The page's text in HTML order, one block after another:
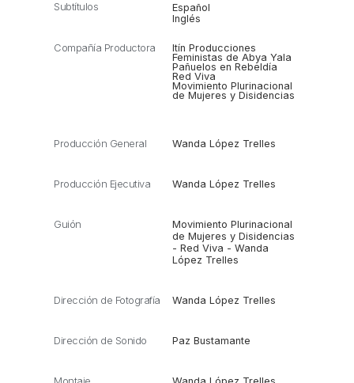
Subtítulos
Español
Inglés
Compañía Productora
Itín Producciones
Feministas de Abya Yala
Pañuelos en Rebeldía
Red Viva
Movimiento Plurinacional
de Mujeres y Disidencias
Producción General Wanda López Trelles
Producción Ejecutiva Wanda López Trelles
Guión
Movimiento Plurinacional
de Mujeres y Disidencias
- Red Viva - Wanda
López Trelles
Dirección de Fotografía Wanda López Trelles
Dirección de Sonido Paz Bustamante